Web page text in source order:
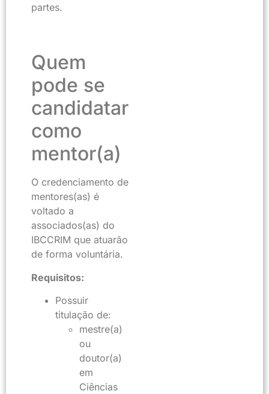
partes.
Quem
pode se
candidatar
como
mentor(a)
O credenciamento de
mentores(as) é
voltado a
associados(as) do
IBCCRIM que atuarão
de forma voluntária.
Requisitos:
Possuir
titulação de:
mestre(a)
ou
doutor(a)
em
Ciências